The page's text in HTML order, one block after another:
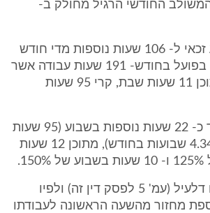
החודשי הרגיל מחולק ב-
אשר על כן התובע זכאי ל- 106 שעות נוספות מדי חודש
(297 שעות עבודה בפועל בחודש- 191 שעות עבודה אשר
שולמו לתובע) מתוכן 11 שעות שבת, קרי 95 שעות
כלומר התובע עבד כ- 22 שעות נוספות בשבוע (95 שעות
נוספות בחודש / 4.34 שבועות בחודש), מתוכן 12 שעות
19. נוכח מסקנתנו דלעיל (עמ' 5 לפסק דין זה) ולפיו
מחזור מהשעה הראשונה לעבודתו